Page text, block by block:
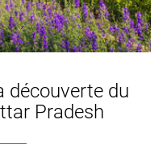
découverte du
Pradesh